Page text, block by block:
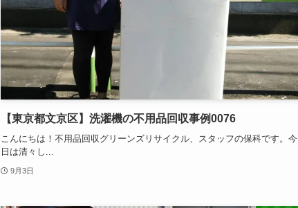
【東京都文京区】洗濯機の不用品回収事例0076
こんにちは！不用品回収グリーンズリサイクル、スタッフの保科です。今
日は清々し...
9月3日